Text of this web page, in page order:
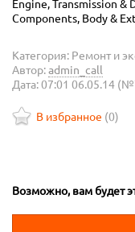
Engine, Transmission
Components, Body &
Категория: Ремонт и
Автор:admin_call
Дата: 07:01 06.05.14
В избранное (0)
Возможно, вам будет